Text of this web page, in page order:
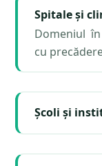
Spitale și
Domeniul
cu
Școli și